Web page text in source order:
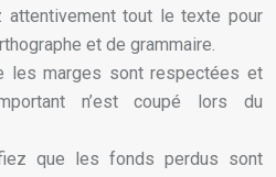
attentivement tout le texte pour
et de grammaire.
les marges sont respectées et
n’est coupé lors du
que les fonds perdus sont